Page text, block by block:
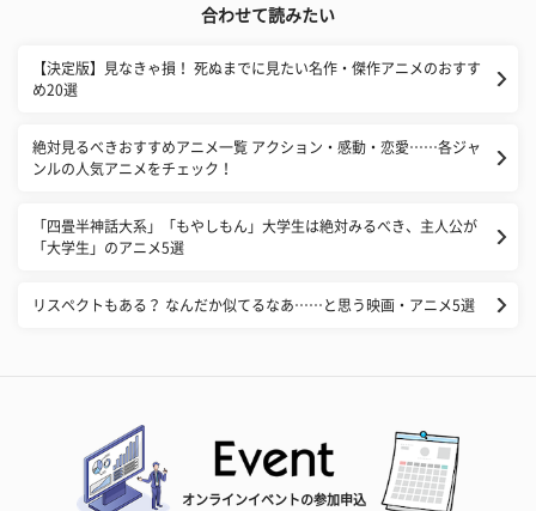
合わせて読みたい
【決定版】見なきゃ損！ 死ぬまでに見たい名作・傑作アニメのおすす
め20選
絶対見るべきおすすめアニメ一覧 アクション・感動・恋愛……各ジャ
ンルの人気アニメをチェック！
「四畳半神話大系」「もやしもん」大学生は絶対みるべき、主人公が
「大学生」のアニメ5選
リスペクトもある？ なんだか似てるなあ……と思う映画・アニメ5選
オンラインイベントの参加申込